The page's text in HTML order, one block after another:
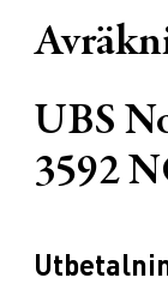
UBS
3592